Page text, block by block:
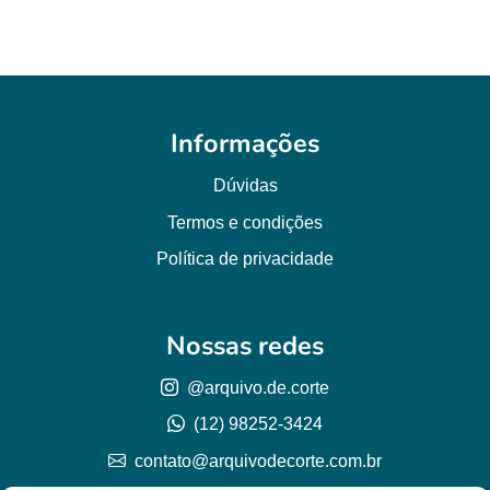
Informações
Dúvidas
Termos e condições
Política de privacidade
Nossas redes
@arquivo.de.corte
(12) 98252-3424
contato@arquivodecorte.com.br